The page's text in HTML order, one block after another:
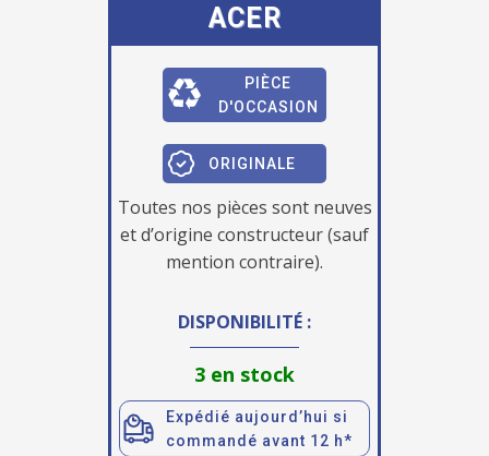
ACER
PIÈCE
D'OCCASION
ORIGINALE
Toutes nos pièces sont neuves
et d’origine constructeur (sauf
mention contraire).
DISPONIBILITÉ :
3 en stock
Expédié aujourd’hui si
commandé avant 12 h*